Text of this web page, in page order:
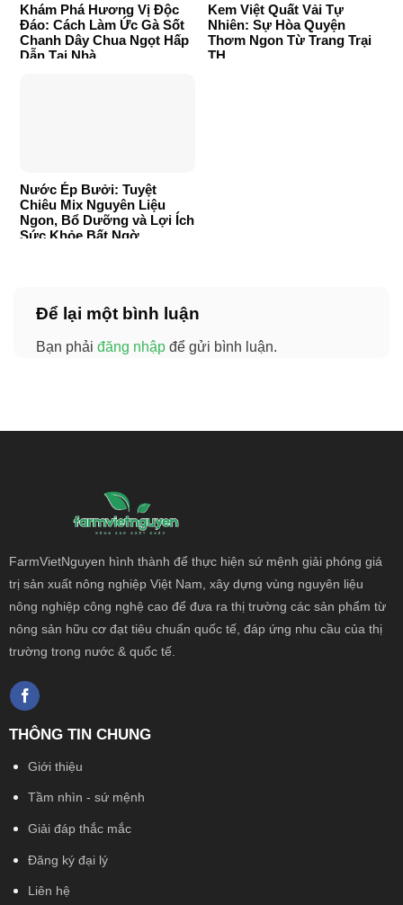
Khám Phá Hương Vị Độc
Đáo: Cách Làm Ức Gà Sốt
Chanh Dây Chua Ngọt Hấp
Dẫn Tại Nhà
Kem Việt Quất Vải Tự
Nhiên: Sự Hòa Quyện
Thơm Ngon Từ Trang Trại
TH
Nước Ép Bưởi: Tuyệt
Chiêu Mix Nguyên Liệu
Ngon, Bổ Dưỡng và Lợi Ích
Sức Khỏe Bất Ngờ
Để lại một bình luận
Bạn phải đăng nhập để gửi bình luận.
FarmVietNguyen hình thành để thực hiện sứ mệnh giải phóng giá
trị sản xuất nông nghiệp Việt Nam, xây dựng vùng nguyên liệu
nông nghiệp công nghệ cao để đưa ra thị trường các sản phẩm từ
nông sản hữu cơ đạt tiêu chuẩn quốc tế, đáp ứng nhu cầu của thị
trường trong nước & quốc tế.
THÔNG TIN CHUNG
Giới thiệu
Tầm nhìn - sứ mệnh
Giải đáp thắc mắc
Đăng ký đại lý
Liên hệ